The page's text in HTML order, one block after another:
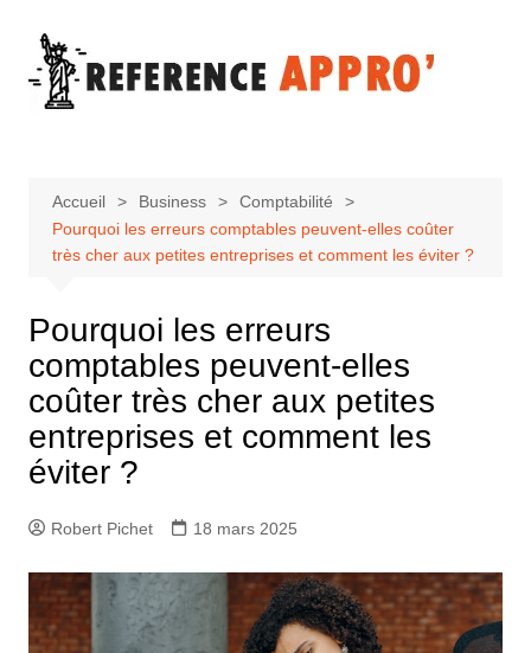
contenu
Accueil Business
Comptabilité
Pourquoi les erreurs comptables peuvent-elles coûter
très cher aux petites entreprises et comment les éviter ?
Pourquoi les erreurs
comptables peuvent-elles
coûter très cher aux petites
entreprises et comment les
éviter ?
Robert Pichet 18 mars 2025